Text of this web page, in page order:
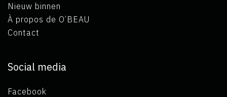
Nieuw binnen
À propos de O’BEAU
Contact
Social media
Facebook